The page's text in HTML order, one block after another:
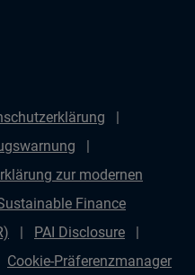
zur modernen
Finance
PAI Disclosure
Cookie-Präferenzmanager